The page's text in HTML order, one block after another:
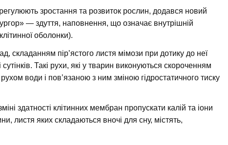
зростання та розвиток рослин, додався новий
— здуття, наповнення, що означає внутрішній
оболонки).
складанням пір’ястого листя мімози при дотику до неї
Такі рухи, які у тварин виконуються скороченням
води і пов’язаною з ним зміною гідростатичного тиску
здатності клітинних мембран пропускати калій та іони
листя яких складаються вночі для сну, містять,